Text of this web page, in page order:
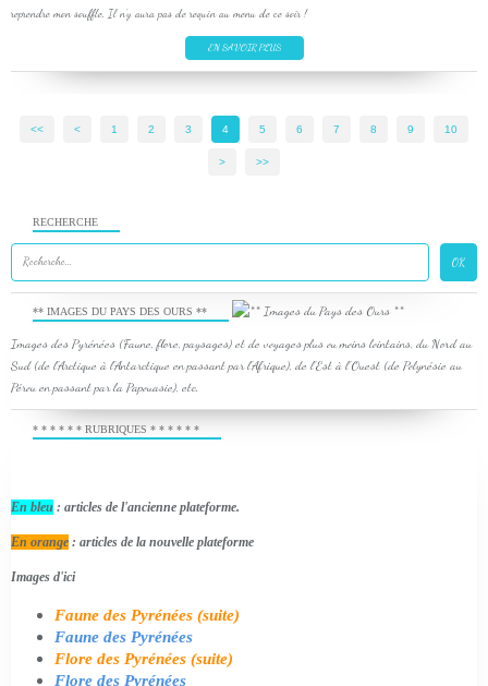
reprendre mon souffle. Il n'y aura pas de requin au menu de ce soir !
EN SAVOIR PLUS
<< < 1 2 3 4 5 6 7 8 9 10
> >>
RECHERCHE
** IMAGES DU PAYS DES OURS **
Images des Pyrénées (Faune, flore, paysages) et de voyages plus ou moins lointains, du Nord au
Sud (de l'Arctique à l'Antarctique en passant par l'Afrique), de l'Est à l'Ouest (de Polynésie au
Pérou en passant par la Papouasie), etc.
* * * * * * RUBRIQUES * * * * * *
En bleu : articles de l'ancienne plateforme.
En orange : articles de la nouvelle plateforme
Images d'ici
Faune des Pyrénées (suite)
Faune des Pyrénées
Flore des Pyrénées (suite)
Flore des Pyrénées